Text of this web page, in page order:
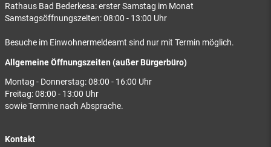
Rathaus Bad Bederkesa: erster Samstag im Monat
Samstagsöffnungszeiten: 08:00 - 13:00 Uhr
Besuche im Einwohnermeldeamt sind nur mit Termin möglich.
Allgemeine Öffnungszeiten (außer Bürgerbüro)
Montag - Donnerstag: 08:00 - 16:00 Uhr
Freitag: 08:00 - 13:00 Uhr
sowie Termine nach Absprache.
Kontakt